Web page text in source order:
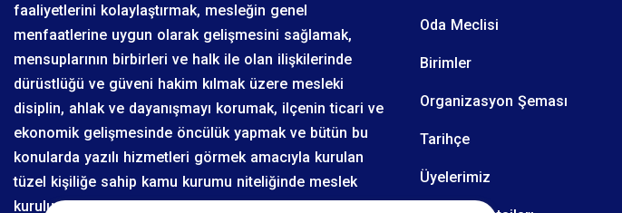
faaliyetlerini kolaylaştırmak, mesleğin genel
menfaatlerine uygun olarak gelişmesini sağlamak,
mensuplarının birbirleri ve halk ile olan ilişkilerinde
dürüstlüğü ve güveni hakim kılmak üzere mesleki
disiplin, ahlak ve dayanışmayı korumak, ilçenin ticari ve
ekonomik gelişmesinde öncülük yapmak ve bütün bu
konularda yazılı hizmetleri görmek amacıyla kurulan
tüzel kişiliğe sahip kamu kurumu niteliğinde meslek
kuruluşudur. Merzifon Ticaret ve Sanayi Odası
Oda Meclisi
Birimler
Organizasyon Şeması
Tarihçe
Üyelerimiz